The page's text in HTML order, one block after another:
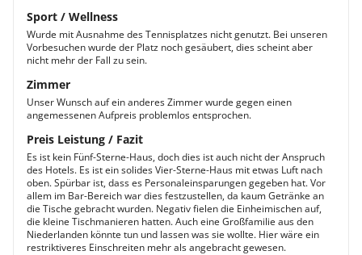
Sport / Wellness
Wurde mit Ausnahme des Tennisplatzes nicht genutzt. Bei unseren
Vorbesuchen wurde der Platz noch gesäubert, dies scheint aber
nicht mehr der Fall zu sein.
Zimmer
Unser Wunsch auf ein anderes Zimmer wurde gegen einen
angemessenen Aufpreis problemlos entsprochen.
Preis Leistung / Fazit
Es ist kein Fünf-Sterne-Haus, doch dies ist auch nicht der Anspruch
des Hotels. Es ist ein solides Vier-Sterne-Haus mit etwas Luft nach
oben. Spürbar ist, dass es Personaleinsparungen gegeben hat. Vor
allem im Bar-Bereich war dies festzustellen, da kaum Getränke an
die Tische gebracht wurden. Negativ fielen die Einheimischen auf,
die kleine Tischmanieren hatten. Auch eine Großfamilie aus den
Niederlanden könnte tun und lassen was sie wollte. Hier wäre ein
restriktiveres Einschreiten mehr als angebracht gewesen.